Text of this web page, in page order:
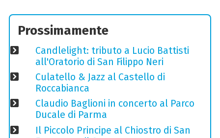
Prossimamente
Candlelight: tributo a Lucio Battisti
all'Oratorio di San Filippo Neri
Culatello & Jazz al Castello di
Roccabianca
Claudio Baglioni in concerto al Parco
Ducale di Parma
Il Piccolo Principe al Chiostro di San